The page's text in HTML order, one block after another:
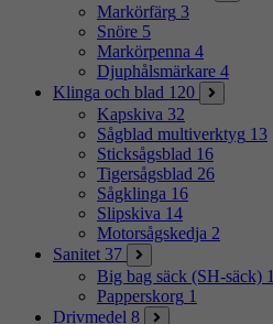
Markörfärg 3
Snöre 5
Markörpenna 4
Djuphålsmärkare 4
Klinga och blad 120
Kapskiva 32
Sågblad multiverktyg 13
Sticksågsblad 16
Tigersågsblad 26
Sågklinga 16
Slipskiva 14
Motorsågskedja 2
Sanitet 37
Big bag säck (SH-säck) 1
Papperskorg 1
Drivmedel 8